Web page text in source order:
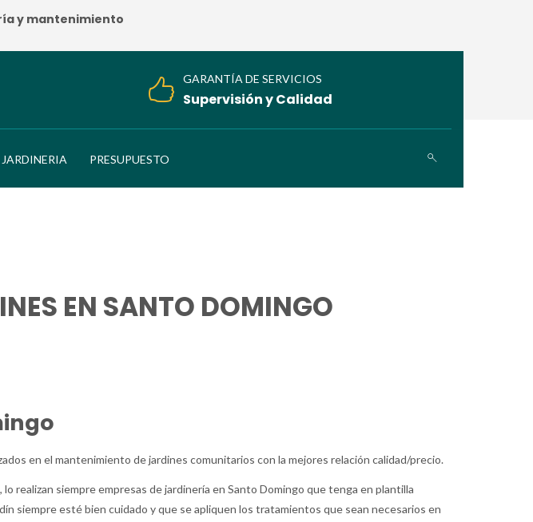
y mantenimiento
GARANTÍA DE SERVICIOS
Supervisión y Calidad
JARDINERIA PRESUPUESTO
EN SANTO DOMINGO
en el mantenimiento de jardines comunitarios con la mejores relación calidad/precio.
realizan siempre empresas de jardinería en Santo Domingo que tenga en plantilla
siempre esté bien cuidado y que se apliquen los tratamientos que sean necesarios en